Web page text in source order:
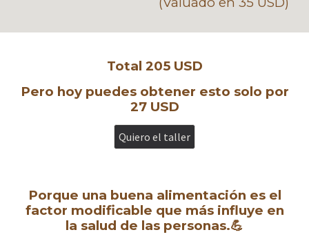
Total 205 USD
Pero hoy puedes obtener esto solo por
27 USD
Quiero el taller
Porque una buena alimentación es el
factor modificable que más influye en
la salud de las personas.💪